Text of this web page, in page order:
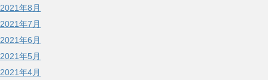
2021年8月
2021年7月
2021年6月
2021年5月
2021年4月